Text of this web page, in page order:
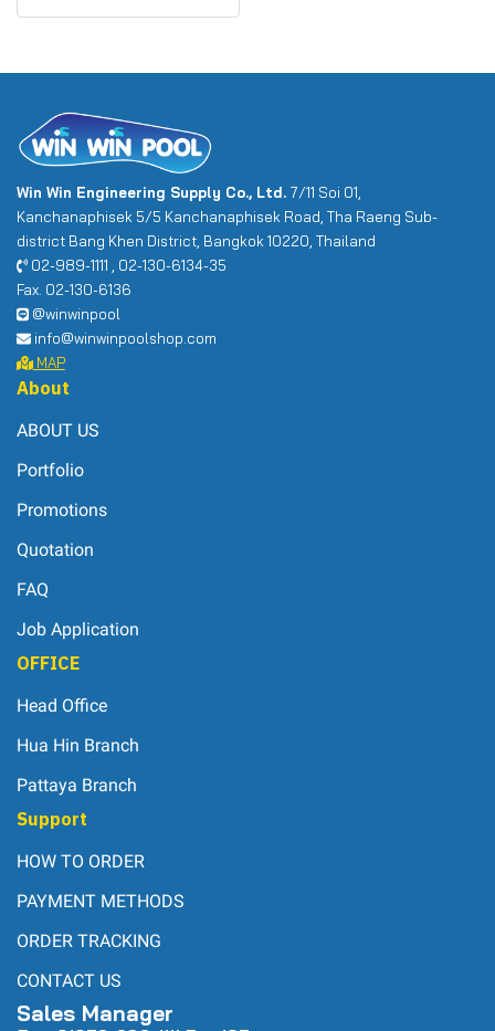
Win Win Engineering Supply Co., Ltd. 7/11 Soi 01,
Kanchanaphisek 5/5 Kanchanaphisek Road, Tha Raeng Sub-
district Bang Khen District, Bangkok 10220, Thailand
02-989-1111 , 02-130-6134-35
Fax. 02-130-6136
@winwinpool
info@winwinpoolshop.com
MAP
About
ABOUT US
Portfolio
Promotions
Quotation
FAQ
Job Application
OFFICE
Head Office
Hua Hin Branch
Pattaya Branch
Support
HOW TO ORDER
PAYMENT METHODS
ORDER TRACKING
CONTACT US
Sales Manager